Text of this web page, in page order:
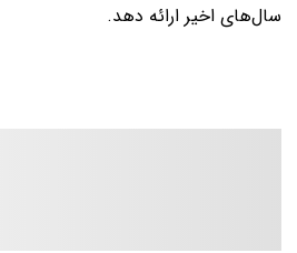
سال‌های اخیر ارائه دهد.